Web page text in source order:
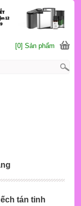
tán tinh
[0] Sản phẩm